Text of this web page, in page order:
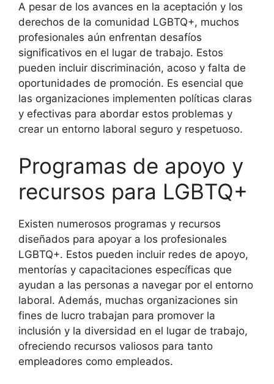
A pesar de los avances en la aceptación y los
derechos de la comunidad LGBTQ+, muchos
profesionales aún enfrentan desafíos
significativos en el lugar de trabajo. Estos
pueden incluir discriminación, acoso y falta de
oportunidades de promoción. Es esencial que
las organizaciones implementen políticas claras
y efectivas para abordar estos problemas y
crear un entorno laboral seguro y respetuoso.
Programas de apoyo y
recursos para LGBTQ+
Existen numerosos programas y recursos
diseñados para apoyar a los profesionales
LGBTQ+. Estos pueden incluir redes de apoyo,
mentorías y capacitaciones específicas que
ayudan a las personas a navegar por el entorno
laboral. Además, muchas organizaciones sin
fines de lucro trabajan para promover la
inclusión y la diversidad en el lugar de trabajo,
ofreciendo recursos valiosos para tanto
empleadores como empleados.